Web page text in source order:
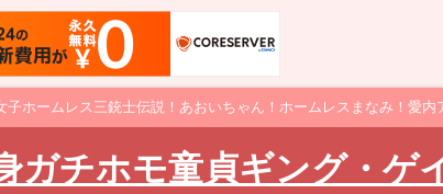
ホームレス三銃士伝説！あおいちゃん！ホームレスまなみ！愛内
ガチホモ童貞ギング・ゲ